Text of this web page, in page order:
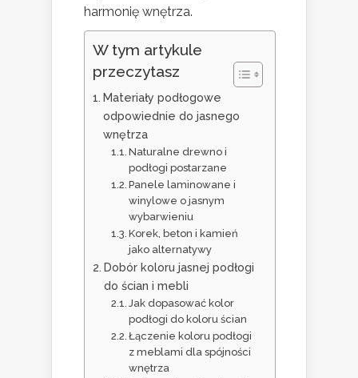
harmonię wnętrza.
W tym artykule
przeczytasz
Materiały podłogowe
odpowiednie do jasnego
wnętrza
Naturalne drewno i
podłogi postarzane
Panele laminowane i
winylowe o jasnym
wybarwieniu
Korek, beton i kamień
jako alternatywy
Dobór koloru jasnej podłogi
do ścian i mebli
Jak dopasować kolor
podłogi do koloru ścian
Łączenie koloru podłogi
z meblami dla spójności
wnętrza